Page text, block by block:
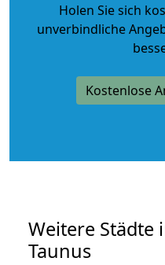
Holen Sie sich
unverbindliche
Kostenlose
Weitere Städte
Taunus